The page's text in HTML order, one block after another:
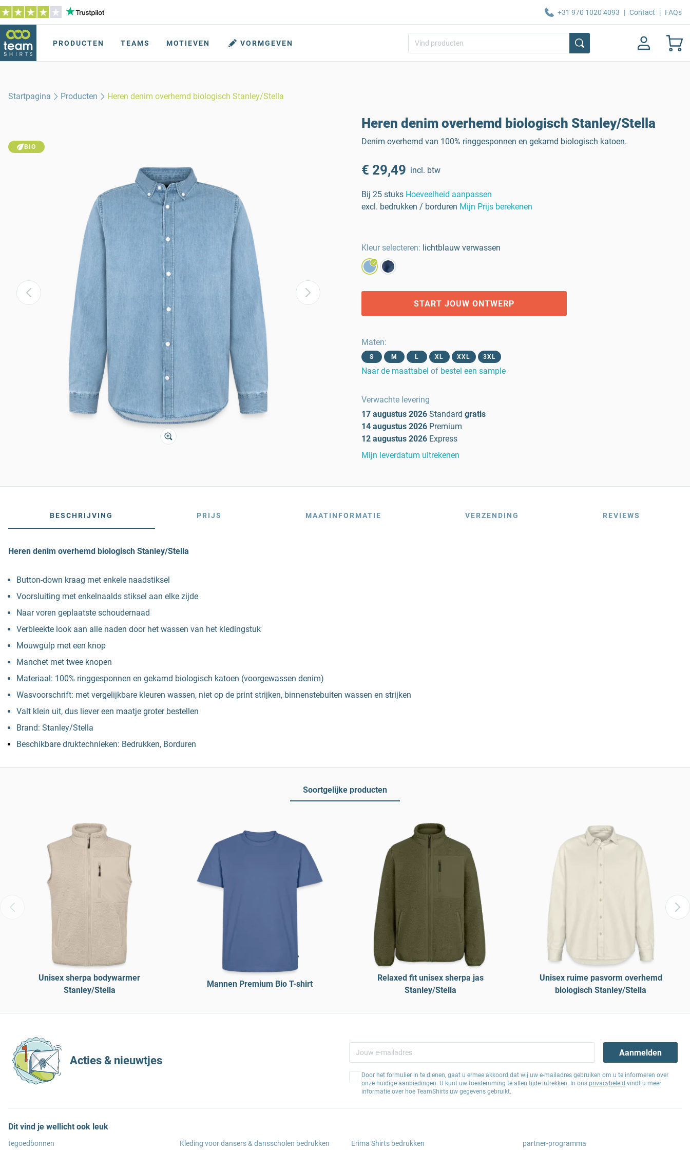
+31 970 1020 4093 | Contact | FAQs
PRODUCTEN TEAMS MOTIEVEN VORMGEVEN
Startpagina Producten Heren denim overhemd biologisch Stanley/Stella
BIO
Heren denim overhemd biologisch Stanley/Stella
Denim overhemd van 100% ringgesponnen en gekamd biologisch katoen.
€ 29,49 incl. btw
Bij 25 stuks Hoeveelheid aanpassen
excl. bedrukken / borduren Mijn Prijs berekenen
Kleur selecteren: lichtblauw verwassen
START JOUW ONTWERP
Maten:
S M L XL XXL 3XL
Naar de maattabel of bestel een sample
Verwachte levering
17 augustus 2026 Standard gratis
14 augustus 2026 Premium
12 augustus 2026 Express
Mijn leverdatum uitrekenen
BESCHRIJVING PRIJS MAATINFORMATIE VERZENDING REVIEWS
Heren denim overhemd biologisch Stanley/Stella
Button-down kraag met enkele naadstiksel
Voorsluiting met enkelnaalds stiksel aan elke zijde
Naar voren geplaatste schoudernaad
Verbleekte look aan alle naden door het wassen van het kledingstuk
Mouwgulp met een knop
Manchet met twee knopen
Materiaal: 100% ringgesponnen en gekamd biologisch katoen (voorgewassen denim)
Wasvoorschrift: met vergelijkbare kleuren wassen, niet op de print strijken, binnenstebuiten wassen en strijken
Valt klein uit, dus liever een maatje groter bestellen
Brand: Stanley/Stella
Beschikbare druktechnieken: Bedrukken, Borduren
Soortgelijke producten
Unisex sherpa bodywarmer
Stanley/Stella
Mannen Premium Bio T-shirt
Relaxed fit unisex sherpa jas
Stanley/Stella
Unisex ruime pasvorm overhemd
biologisch Stanley/Stella
Acties & nieuwtjes
Aanmelden
Door het formulier in te dienen, gaat u ermee akkoord dat wij uw e-mailadres gebruiken om u te informeren over
onze huidige aanbiedingen. U kunt uw toestemming te allen tijde intrekken. In ons privacybeleid vindt u meer
informatie over hoe TeamShirts uw gegevens gebruikt.
Dit vind je wellicht ook leuk
tegoedbonnen Kleding voor dansers & dansscholen bedrukken Erima Shirts bedrukken partner-programma